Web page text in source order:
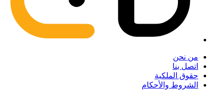
من نحن
اتصل بنا
حقوق الملكية
الشروط والأحكام